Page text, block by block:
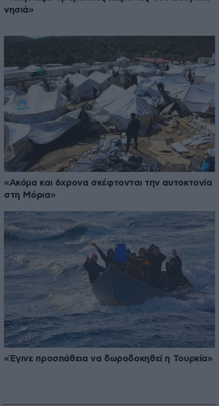
νησιά»
«Ακόμα και 6χρονα σκέφτονται την αυτοκτονία
στη Μόρια»
«Έγινε προσπάθεια να δωροδοκηθεί η Τουρκία»